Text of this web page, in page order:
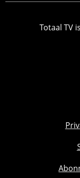
Totaal TV